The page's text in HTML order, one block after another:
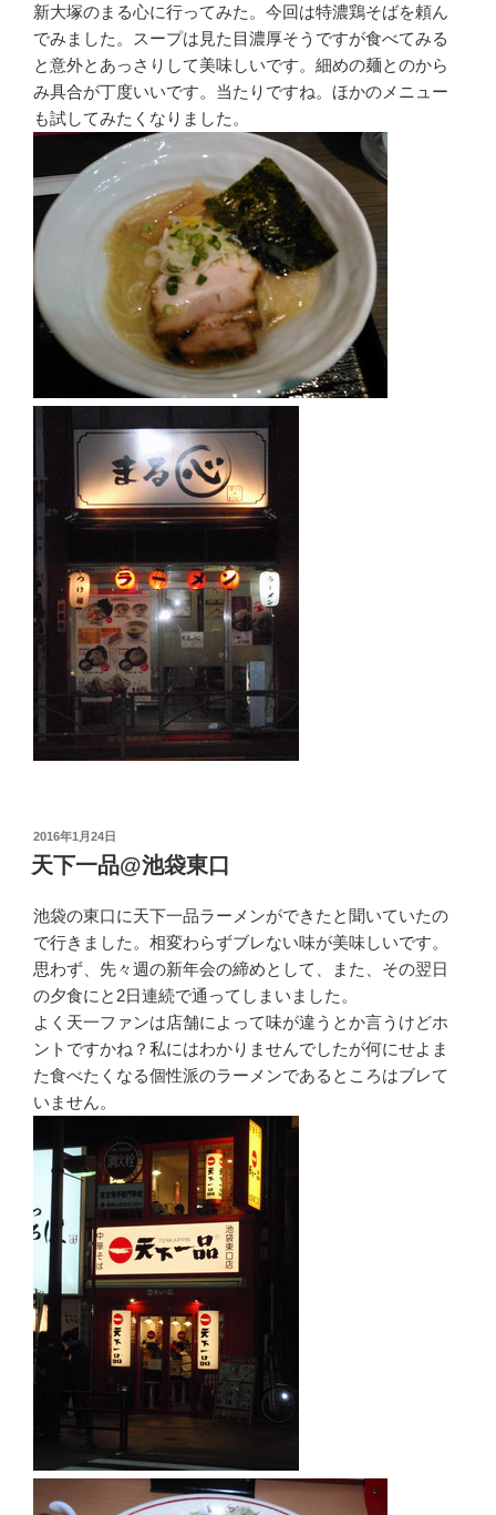
新大塚のまる心に行ってみた。今回は特濃鶏そばを頼ん
でみました。スープは見た目濃厚そうですが食べてみる
と意外とあっさりして美味しいです。細めの麺とのから
み具合が丁度いいです。当たりですね。ほかのメニュー
も試してみたくなりました。
投
稿
日:
2016年1月24日
天下一品@池袋東口
池袋の東口に天下一品ラーメンができたと聞いていたの
で行きました。相変わらずブレない味が美味しいです。
思わず、先々週の新年会の締めとして、また、その翌日
の夕食にと2日連続で通ってしまいました。
よく天一ファンは店舗によって味が違うとか言うけどホ
ントですかね？私にはわかりませんでしたが何にせよま
た食べたくなる個性派のラーメンであるところはブレて
いません。